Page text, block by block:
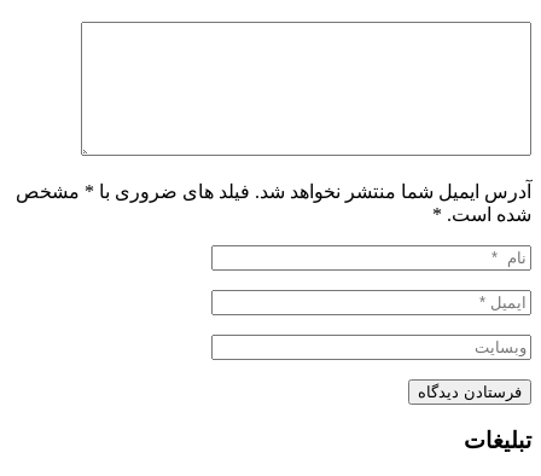
آدرس ایمیل شما منتشر نخواهد شد. فیلد های ضروری با * مشخص
شده است. *
تبلیغات